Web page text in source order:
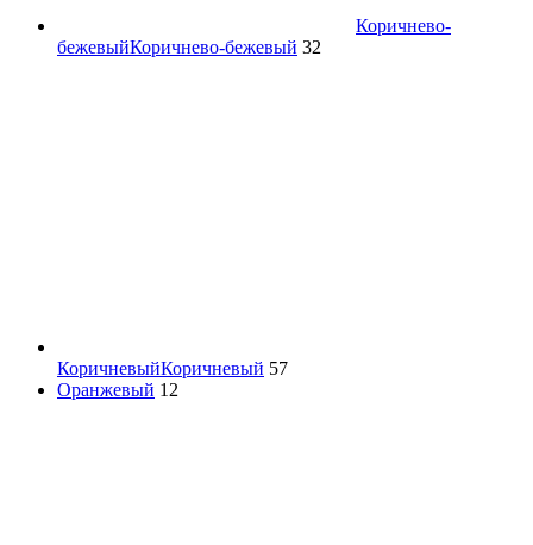
Коричнево-
бежевыйКоричнево-бежевый 32
КоричневыйКоричневый 57
Оранжевый 12